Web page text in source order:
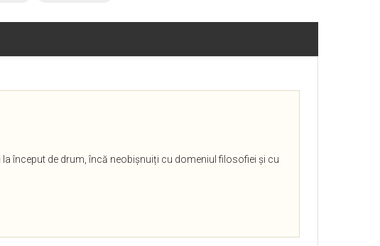
început de drum, încă neobișnuiți cu domeniul filosofiei și cu